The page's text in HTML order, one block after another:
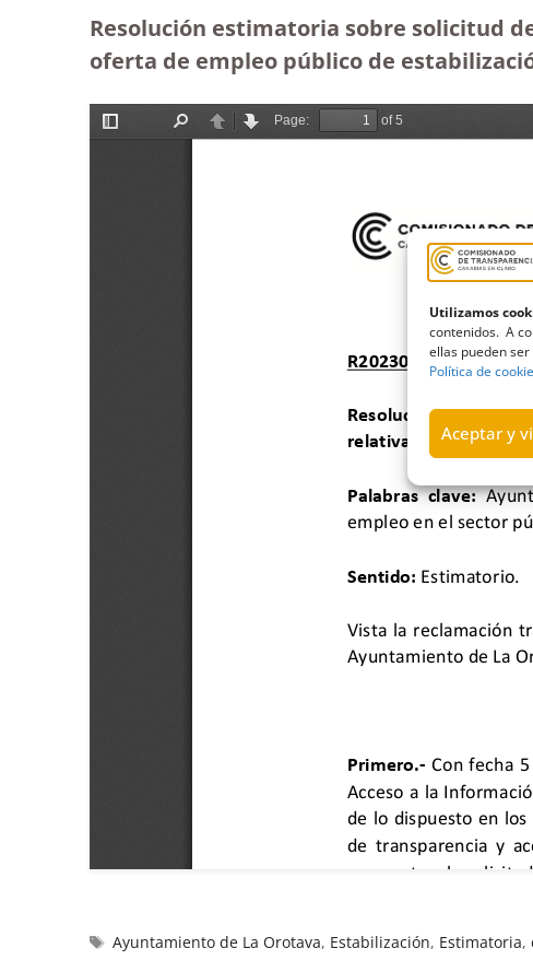
Utilizamos
contenidos. A
ellas pueden
Política de
Aceptar y
Resolución estimatoria sobre solicitud
oferta de empleo público de
Ayuntamiento de La Orotava, Estabilización, Estimatoria,